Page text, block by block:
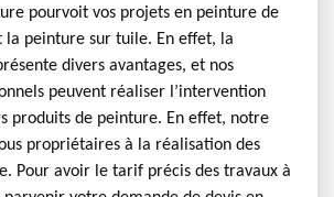
pourvoit vos projets en peinture de
peinture sur tuile. En effet, la
divers avantages, et nos
peuvent réaliser l’intervention
produits de peinture. En effet, notre
propriétaires à la réalisation des
Pour avoir le tarif précis des travaux à